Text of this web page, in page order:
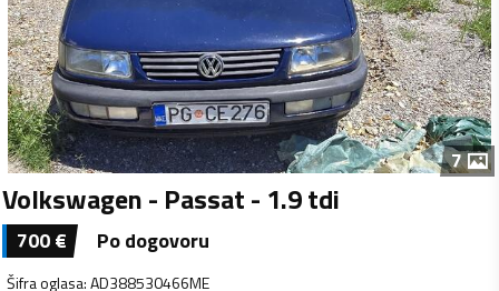
7
Volkswagen - Passat - 1.9 tdi
700€ Po dogovoru
Šifra oglasa:AD388530466ME